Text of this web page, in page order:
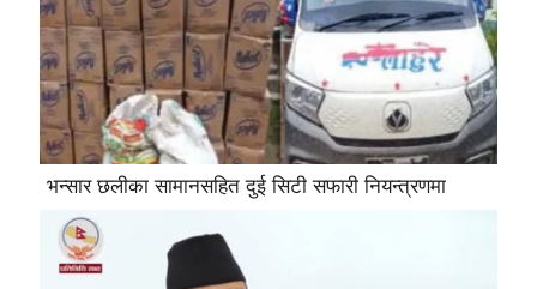
भन्सार छलीका सामानसहित दुई सिटी सफारी नियन्त्रणमा